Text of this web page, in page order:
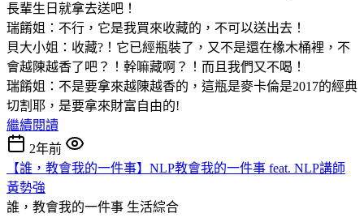
長輩生日就拿去送吧！
瑞餚姐：不行，它是我買來收藏的，不可以送出去！
貝大小姐：收藏?！它已經瓶裝了，又不是還在橡木桶裡，不
會越陳越香了吧？！幹嘛藏啊？！而且我們又不喝！
瑞餚姐：不是要拿來越陳越香的，這瓶是麥卡倫是2017的經典
切割耶，是要拿來財富自由的!
繼續閱讀
2年前
【誰，教會我的一件事】NLP教會我的一件事 feat. NLP講師
黃勢強
誰，教會我的一件事 生活綜合